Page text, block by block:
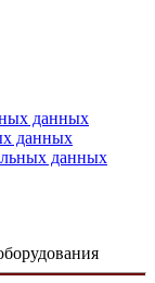
данных
данных
данных